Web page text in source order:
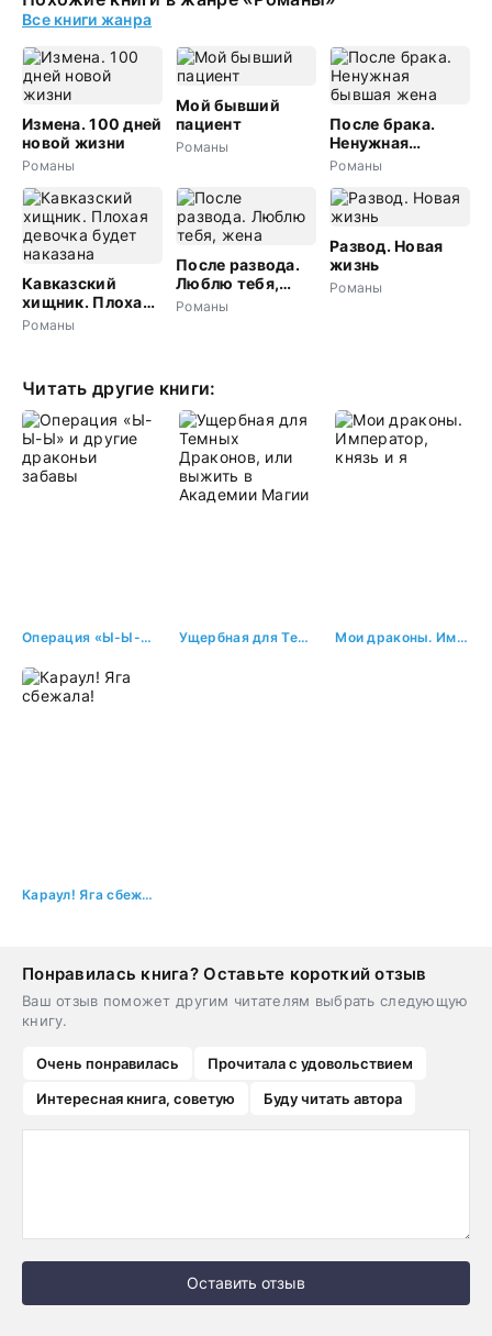
Все книги жанра
Измена. 100 дней
новой жизни
Романы
Мой бывший
пациент
Романы
После брака.
Ненужная
бывшая жена
Романы
Кавказский
хищник. Плохая
девочка будет
Романы
После развода.
Люблю тебя,
жена
Романы
Развод. Новая
жизнь
Романы
Читать другие книги:
Операция «Ы-Ы-Ы» и другие драконьи забавы Ущербная для Темных Драконов, или выжить в Академии Магии Мои драконы. Император, князь и я
Караул! Яга сбежала!
Понравилась книга? Оставьте короткий отзыв
Ваш отзыв поможет другим читателям выбрать следующую
книгу.
Очень понравилась
Прочитала с удовольствием
Интересная книга, советую
Буду читать автора
Оставить отзыв